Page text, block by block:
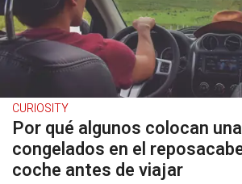
CURIOSITY
Por qué algunos colocan
congelados en el
coche antes de viajar